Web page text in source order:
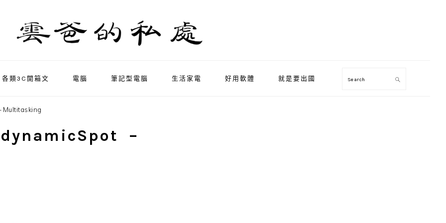
各類3C開箱文 電腦 筆記型電腦 生活家電 好用軟體 就是要出國 Search
Multitasking
dynamicSpot –